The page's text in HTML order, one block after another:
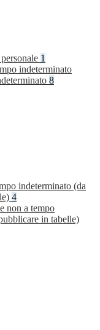
1
indeterminato
8
indeterminato (da
4
non a tempo
in tabelle)